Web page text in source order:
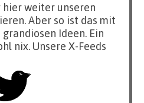
weiter unseren
Aber so ist das mit
Ideen. Ein
nix. Unsere X-Feeds